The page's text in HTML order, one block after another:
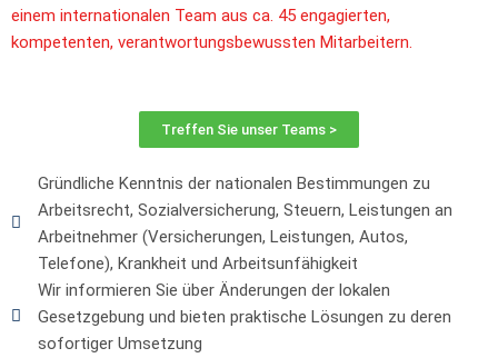
einem internationalen Team aus ca. 45 engagierten,
kompetenten, verantwortungsbewussten Mitarbeitern.
Treffen Sie unser Teams >
Gründliche Kenntnis der nationalen Bestimmungen zu
Arbeitsrecht, Sozialversicherung, Steuern, Leistungen an
Arbeitnehmer (Versicherungen, Leistungen, Autos,
Telefone), Krankheit und Arbeitsunfähigkeit
Wir informieren Sie über Änderungen der lokalen
Gesetzgebung und bieten praktische Lösungen zu deren
sofortiger Umsetzung